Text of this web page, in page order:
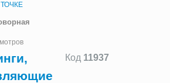
Код 11937